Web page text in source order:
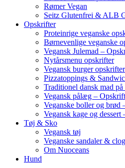
Rømer Vegan
Seitz Glutenfrei & ALB
Opskrifter
Proteinrige veganske
Børnevenlige veganske
Vegansk Julemad –
Nytårsmenu opskrifter
Vegansk burger opskrifter
Pizzatoppings &
Traditionel dansk mad på
Vegansk pålæg –
Veganske boller og brød
Vegansk kage og dessert
Tøj & Sko
Vegansk tøj
Veganske sandaler &
Om Nuoceans
Hund